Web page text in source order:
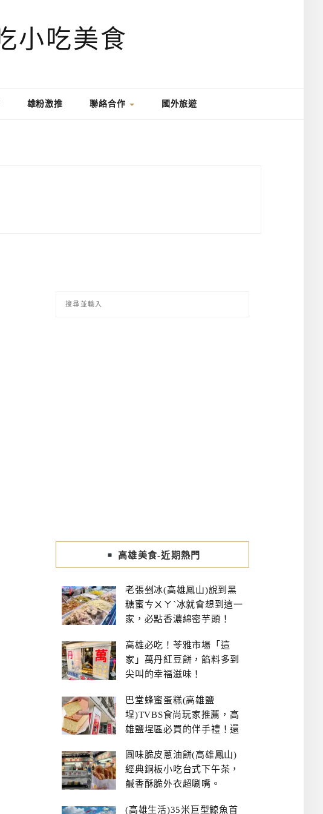
雄粉激推 聯絡合作 國外旅遊
高雄美食-近期熱門
老張剉冰(高雄鳳山)說到黑
糖蜜ㄘㄨㄚˋ冰就會想到這一
家，必點香濃綿密芋頭！
高雄必吃！苓雅市場「這
家」萬丹紅豆餅，餡料多到
尖叫的幸福滋味！
巴堂蜂蜜蛋糕(高雄鹽
埕)TVBS食尚玩家推薦，高
雄鹽埕區必買的伴手禮！還
圓味脆皮蔥油餅(高雄鳳山)
經典銅板小吃台式下午茶，
鹹香酥脆外衣超唰嘴。
(高雄生活)35米巨型鯨魚首